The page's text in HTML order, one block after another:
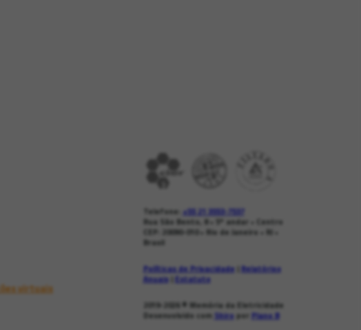
virtuais
Telefone: +55 21 3553-7537
Rua São Bento, 8 • 5º andar • Centro
CEP: 20090-010 • Rio de Janeiro • RJ •
Brasil
Políticas de Privacidade Relatórios
Anuais
Estatuto
2019-2026© Memória da Eletricidade
Desenvolvido com Shiro por Plano B